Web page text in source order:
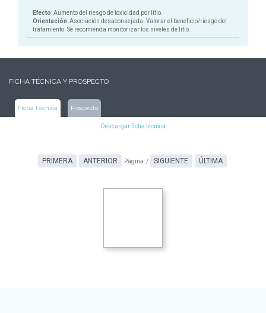
Efecto: Aumento del riesgo de toxicidad por litio.
Orientación: Asociación desaconsejada. Valorar el beneficio/riesgo del
tratamiento. Se recomienda monitorizar los niveles de litio.
FICHA TÉCNICA Y PROSPECTO
Ficha técnica Prospecto
Descargar ficha técnica
PRIMERA ANTERIOR Página:/ SIGUIENTE ÚLTIMA